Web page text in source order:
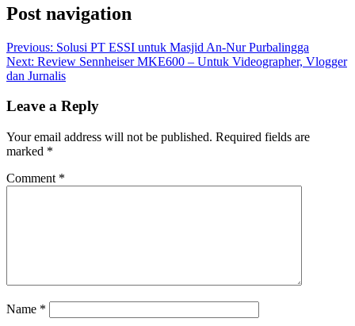
Post navigation
Previous: Solusi PT ESSI untuk Masjid An-Nur Purbalingga
Next: Review Sennheiser MKE600 – Untuk Videographer, Vlogger
dan Jurnalis
Leave a Reply
Your email address will not be published. Required fields are
marked *
Comment *
Name *